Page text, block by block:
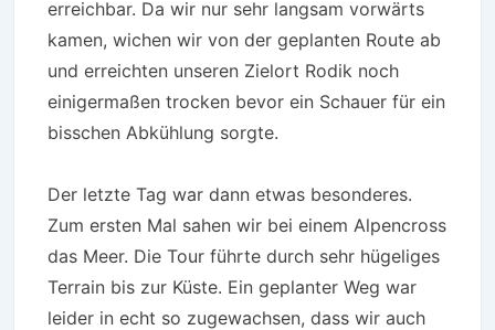
erreichbar. Da wir nur sehr langsam vorwärts
kamen, wichen wir von der geplanten Route ab
und erreichten unseren Zielort Rodik noch
einigermaßen trocken bevor ein Schauer für ein
bisschen Abkühlung sorgte.
Der letzte Tag war dann etwas besonderes.
Zum ersten Mal sahen wir bei einem Alpencross
das Meer. Die Tour führte durch sehr hügeliges
Terrain bis zur Küste. Ein geplanter Weg war
leider in echt so zugewachsen, dass wir auch